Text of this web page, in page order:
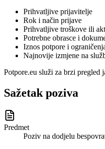
Prihvatljive prijavitelje
Rok i način prijave
Prihvatljive troškove ili
Potrebne obrasce i
Iznos potpore i
Najnovije izmjene na
Potpore.eu služi za brzi
Sažetak poziva
Predmet
Poziv na dodjelu